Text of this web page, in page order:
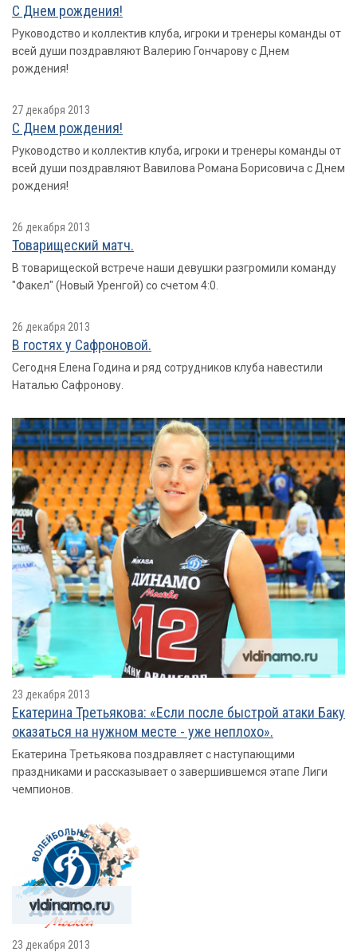
С Днем рождения!
Руководство и коллектив клуба, игроки и тренеры команды от
всей души поздравляют Валерию Гончарову с Днем
рождения!
27 декабря 2013
С Днем рождения!
Руководство и коллектив клуба, игроки и тренеры команды от
всей души поздравляют Вавилова Романа Борисовича с Днем
рождения!
26 декабря 2013
Товарищеский матч.
В товарищеской встрече наши девушки разгромили команду
"Факел" (Новый Уренгой) со счетом 4:0.
26 декабря 2013
В гостях у Сафроновой.
Сегодня Елена Година и ряд сотрудников клуба навестили
Наталью Сафронову.
23 декабря 2013
Екатерина Третьякова: «Если после быстрой атаки Баку
оказаться на нужном месте - уже неплохо».
Екатерина Третьякова поздравляет с наступающими
праздниками и рассказывает о завершившемся этапе Лиги
чемпионов.
23 декабря 2013